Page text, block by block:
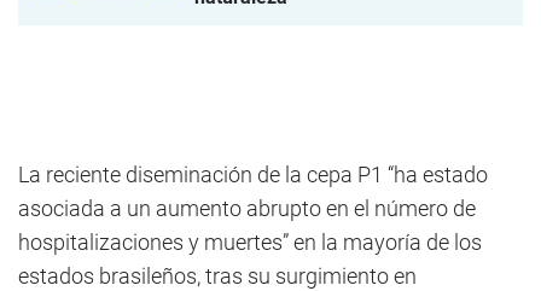
La reciente diseminación de la cepa P1 “ha estado
asociada a un aumento abrupto en el número de
hospitalizaciones y muertes” en la mayoría de los
estados brasileños, tras su surgimiento en